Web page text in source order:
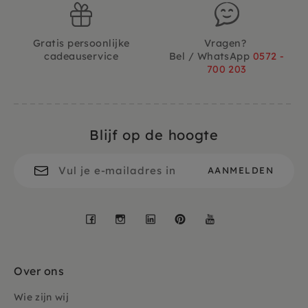
Gratis persoonlijke
cadeauservice
Vragen?
Bel / WhatsApp 0572 -
700 203
Blijf op de hoogte
Facebook
Instagram
LinkedInPinterest
Over ons
Wie zijn wij